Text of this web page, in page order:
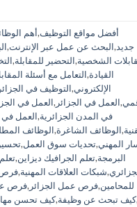
أفضل مواقع التوظيف,أهم
جديد,البحث عن عمل عبر الإنترنت,
الشخصية,التحضير للمقابلة,
القيادة,التعامل مع أسئلة
الإلكتروني,التوظيف في الجزائر
,العمل في الجزائر ,العمل في
في المدن الجزائرية,العمل في
,الوظائف الشاغرة,الوظائف
المهني,تحديات سوق العمل,
البرمجة,تعلم الجرافيك ديزاين,
,شبكات العلاقات المهنية,فرص
للمحامين,فرص عمل الجزائر ,فرص
كيف تبحث عن وظيفة,كيف تحسن